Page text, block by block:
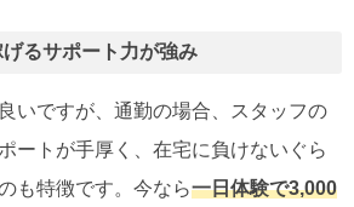
るサポート力が強み
いですが、通勤の場合、スタッフの
ートが手厚く、在宅に負けないぐら
も特徴です。今なら一日体験で3,000